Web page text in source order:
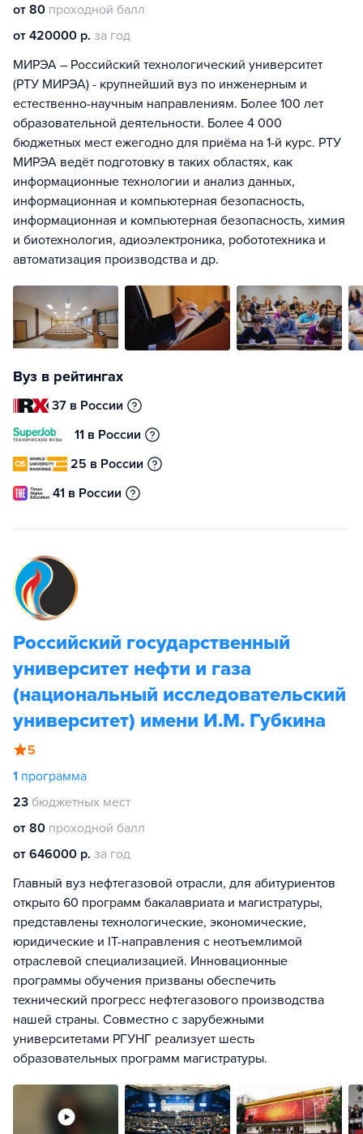
от 80 проходной балл
от 420000 р. за год
МИРЭА – Российский технологический университет
(РТУ МИРЭА) - крупнейший вуз по инженерным и
естественно-научным направлениям. Более 100 лет
образовательной деятельности. Более 4 000
бюджетных мест ежегодно для приёма на 1-й курс. РТУ
МИРЭА ведёт подготовку в таких областях, как
информационные технологии и анализ данных,
информационная и компьютерная безопасность,
информационная и компьютерная безопасность, химия
и биотехнология, адиоэлектроника, робототехника и
автоматизация производства и др.
Вуз в рейтингах
37 в России
11 в России
25 в России
41 в России
Российский государственный
университет нефти и газа
(национальный исследовательский
университет) имени И.М. Губкина
5
1 программа
23 бюджетных мест
от 80 проходной балл
от 646000 р. за год
Главный вуз нефтегазовой отрасли, для абитуриентов
открыто 60 программ бакалавриата и магистратуры,
представлены технологические, экономические,
юридические и IT-направления с неотъемлимой
отраслевой специализацией. Инновационные
программы обучения призваны обеспечить
технический прогресс нефтегазового производства
нашей страны. Совместно с зарубежными
университетами РГУНГ реализует шесть
образовательных программ магистратуры.